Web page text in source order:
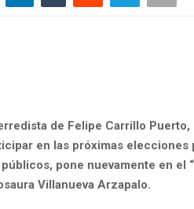
de Felipe Carrillo Puerto,
en las próximas elecciones
pone nuevamente en el
Villanueva Arzapalo.